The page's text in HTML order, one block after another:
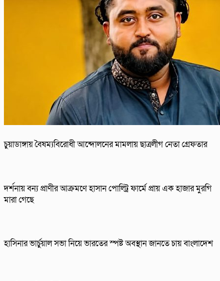
চুয়াডাঙ্গায় বৈষম্যবিরোধী আন্দোলনের মামলায় ছাত্রলীগ নেতা গ্রেফতার
দর্শনায় বন্য প্রাণীর আক্রমণে হাসান পোল্ট্রি ফার্মে প্রায় এক হাজার মুরগি
মারা গেছে
হাসিনার ভার্চুয়াল সভা নিয়ে ভারতের স্পষ্ট অবস্থান জানতে চায় বাংলাদেশ